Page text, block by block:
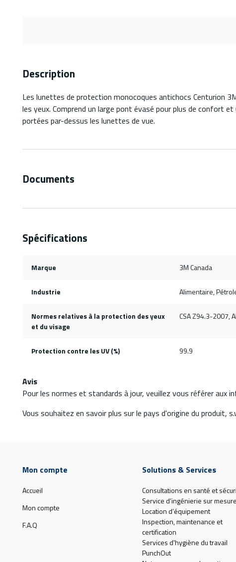
Description
Les lunettes de protection monocoques antichocs Centurion
les yeux. Comprend un large pont évasé pour plus de confort
portées par-dessus les lunettes de vue.
Documents
Spécifications
Marque 3M Canada
Industrie Alimentaire,
Normes relatives à la protection des yeux
et du visage
CSA Z94.3-2007,
Protection contre les UV (%) 99.9
Avis
Pour les normes et standards à jour, veuillez vous référer aux
Vous souhaitez en savoir plus sur le pays d'origine du produit,
Mon compte
Accueil
Mon compte
F.A.Q
Solutions & Services
Consultations en santé et
Service d’ingénierie sur mesure
Location d’équipement
Inspection, maintenance et
certification
Services d'hygiène du travail
PunchOut